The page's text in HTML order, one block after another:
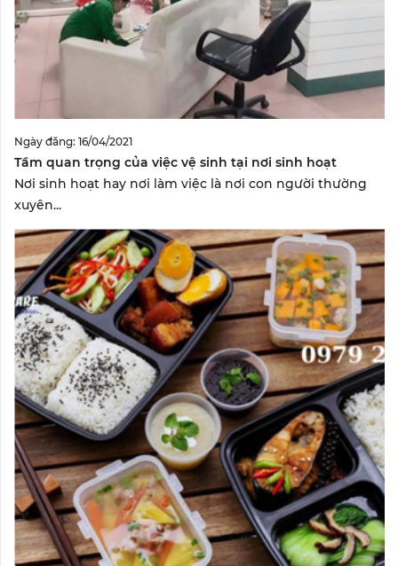
Ngày đăng: 16/04/2021
Tầm quan trọng của việc vệ sinh tại nơi sinh hoạt
Nơi sinh hoạt hay nơi làm việc là nơi con người thường
xuyên...